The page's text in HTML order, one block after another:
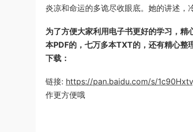
炎凉和命运的多诡尽收眼底。她的讲述，
为了方便大家利用电子书更好的学习，
本PDF的，七万多本TXT的，还有精心整
下载：
链接: https://pan.baidu.com/s/
作更方便哦